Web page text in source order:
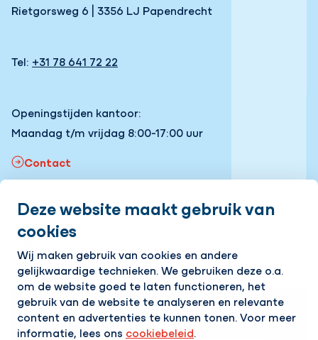
Deze website maakt gebruik van
cookies
Wij maken gebruik van cookies en andere
gelijkwaardige technieken. We gebruiken deze o.a.
om de website goed te laten functioneren, het
gebruik van de website te analyseren en relevante
content en advertenties te kunnen tonen. Voor meer
informatie, lees ons cookiebeleid.
Rietgorsweg 6 | 3356 LJ Papendrecht
Tel: +31 78 641 72 22
Openingstijden kantoor:
Maandag t/m vrijdag 8:00-17:00 uur
Contact
Snel naar
Onze vacatures
LinkedInInstagramFacebookYouTube
Op de hoogte blijven van het laatste nieuws?
Ontvang onze nieuwsbrief in je mailbox!